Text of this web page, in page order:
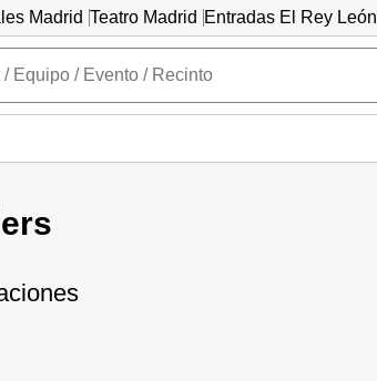
Madrid Teatro Madrid Entradas El Rey León